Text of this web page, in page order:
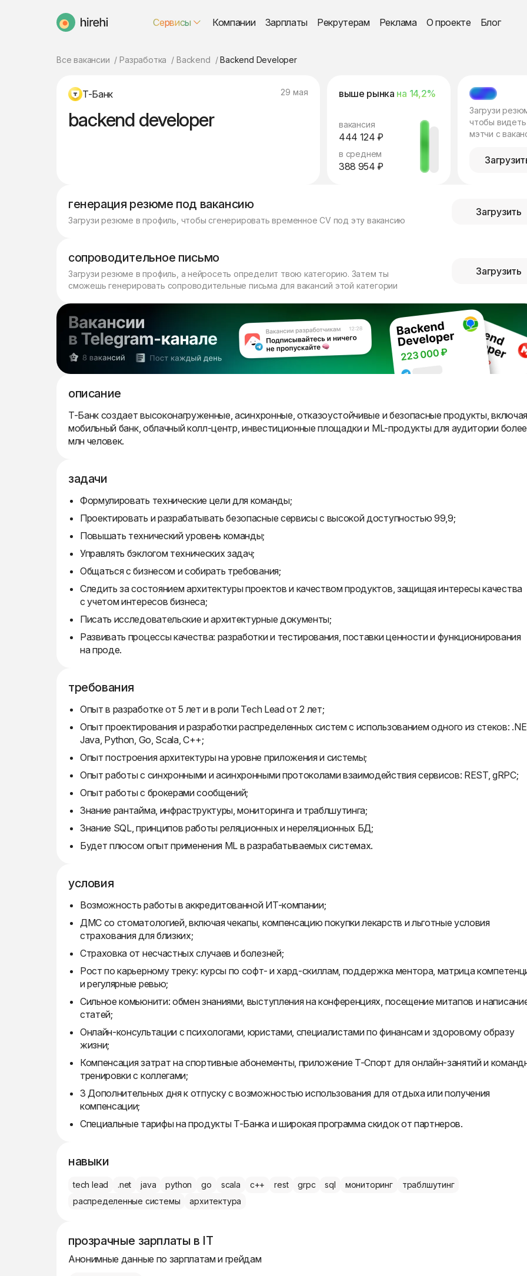
HireHi Сервисы Компании Зарплаты Рекрутерам Реклама О проекте Блог
Все вакансии Разработка Backend Backend Developer
Т-Банк 29 мая
backend developer
выше рынка на 14,2%
вакансия
444 124 ₽
в среднем
388 954 ₽
МЭТЧ
Загрузи
чтобы видеть
мэтчи с
генерация резюме под вакансию
Загрузи резюме в профиль, чтобы сгенерировать временное CV под эту вакансию
Загрузить
сопроводительное письмо
Загрузи резюме в профиль, а нейросеть определит твою категорию. Затем ты
сможешь генерировать сопроводительные письма для вакансий этой категории
Загрузить
описание
Т-Банк создает высоконагруженные, асинхронные, отказоустойчивые и безопасные продукты, включая
мобильный банк, облачный колл-центр, инвестиционные площадки и ML-продукты для аудитории
млн человек.
задачи
Формулировать технические цели для команды;
Проектировать и разрабатывать безопасные сервисы с высокой доступностью 99,9;
Повышать технический уровень команды;
Управлять бэклогом технических задач;
Общаться с бизнесом и собирать требования;
Следить за состоянием архитектуры проектов и качеством продуктов, защищая интересы качества
с учетом интересов бизнеса;
Писать исследовательские и архитектурные документы;
Развивать процессы качества: разработки и тестирования, поставки ценности и функционирования
на проде.
требования
Опыт в разработке от 5 лет и в роли Tech Lead от 2 лет;
Опыт проектирования и разработки распределенных систем с использованием одного из стеков:
Java, Python, Go, Scala, C++;
Опыт построения архитектуры на уровне приложения и системы;
Опыт работы с синхронными и асинхронными протоколами взаимодействия сервисов: REST, gRPC;
Опыт работы с брокерами сообщений;
Знание рантайма, инфраструктуры, мониторинга и траблшутинга;
Знание SQL, принципов работы реляционных и нереляционных БД;
Будет плюсом опыт применения ML в разрабатываемых системах.
условия
Возможность работы в аккредитованной ИТ-компании;
ДМС со стоматологией, включая чекапы, компенсацию покупки лекарств и льготные условия
страхования для близких;
Страховка от несчастных случаев и болезней;
Рост по карьерному треку: курсы по софт- и хард-скиллам, поддержка ментора, матрица
и регулярные ревью;
Сильное комьюнити: обмен знаниями, выступления на конференциях, посещение митапов и
статей;
Онлайн-консультации с психологами, юристами, специалистами по финансам и здоровому образу
жизни;
Компенсация затрат на спортивные абонементы, приложение Т-Спорт для онлайн-занятий и
тренировки с коллегами;
3 Дополнительных дня к отпуску с возможностью использования для отдыха или получения
компенсации;
Специальные тарифы на продукты Т-Банка и широкая программа скидок от партнеров.
навыки
tech lead .net java python go scala c++ rest grpc sql мониторинг
траблшутинг
распределенные системы
архитектура
прозрачные зарплаты в IT
Анонимные данные по зарплатам и грейдам